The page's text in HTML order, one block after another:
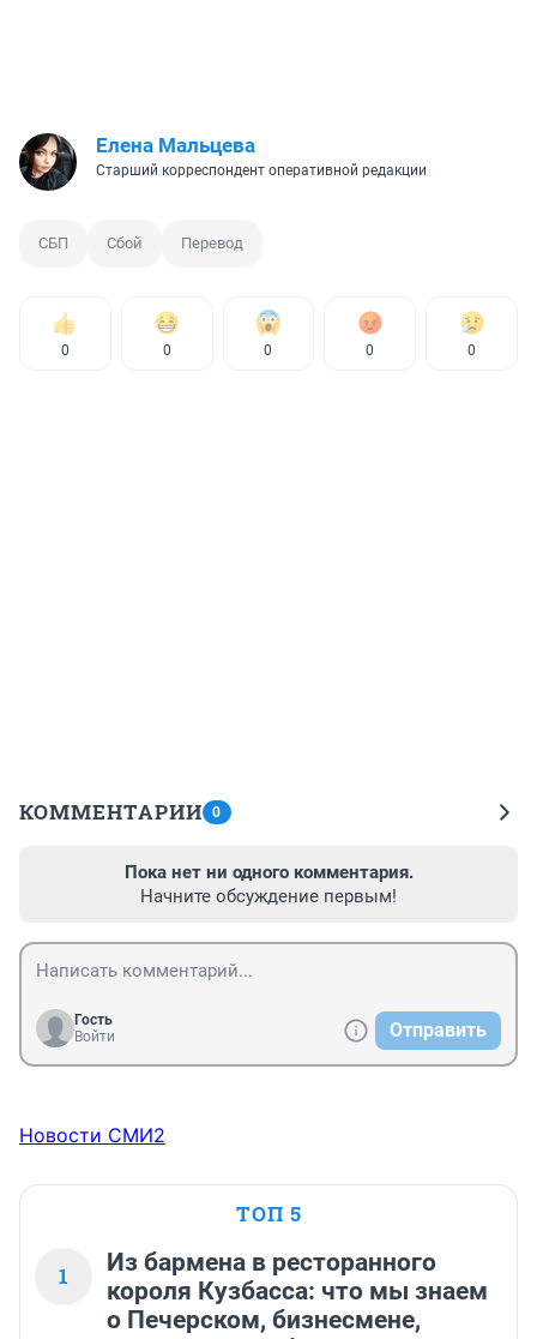
Елена Мальцева
Старший корреспондент оперативной редакции
СБП Сбой Перевод
0 0 0 0 0
КОММЕНТАРИИ 0
Пока нет ни одного комментария.
Начните обсуждение первым!
Гость
Войти
Отправить
Новости СМИ2
ТОП 5
1
Из бармена в ресторанного
короля Кузбасса: что мы знаем
о Печерском, бизнесмене,